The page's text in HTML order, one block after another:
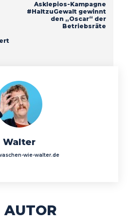
Asklepios-Kampagne
#HaltzuGewalt gewinnt
den „Oscar“ der
Betriebsräte
Walter
wie-walter.de
AUTOR